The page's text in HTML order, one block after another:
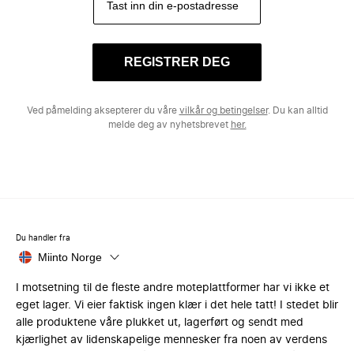
REGISTRER DEG
Ved påmelding aksepterer du våre vilkår og betingelser. Du kan alltid
melde deg av nyhetsbrevet her.
Du handler fra
Miinto Norge
I motsetning til de fleste andre moteplattformer har vi ikke et
eget lager. Vi eier faktisk ingen klær i det hele tatt! I stedet blir
alle produktene våre plukket ut, lagerført og sendt med
kjærlighet av lidenskapelige mennesker fra noen av verdens